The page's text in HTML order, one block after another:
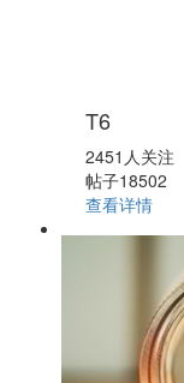
T6
2451人关注
帖子18502
查看详情